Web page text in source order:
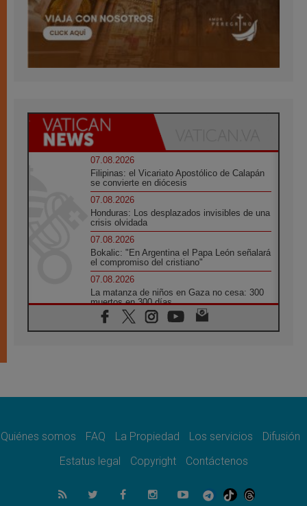
07.08.2026
Filipinas: el Vicariato Apostólico de Calapán
se convierte en diócesis
07.08.2026
Honduras: Los desplazados invisibles de una
crisis olvidada
07.08.2026
Bokalic: "En Argentina el Papa León señalará
el compromiso del cristiano"
07.08.2026
La matanza de niños en Gaza no cesa: 300
muertos en 300 días
07.08.2026
Tagle: La guerra desfigura el mundo, solo la
como misión al servicio del Evangelio
SIGNIS 2026, dar voz a las religiosas en el
07.08.2026
Lanzan un proyecto de empoderamiento
Quiénes somos FAQ La Propiedad Los servicios
Difusión
Estatus legal
Copyright Contáctenos